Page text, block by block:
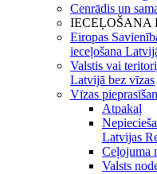
Cenrādis un
IECEĻOŠANA
Eiropas
ieceļošana
Valstis vai
Latvijā bez vīzas
Vīzas
Atpakaļ
Latvijas
Ceļojuma
Valsts